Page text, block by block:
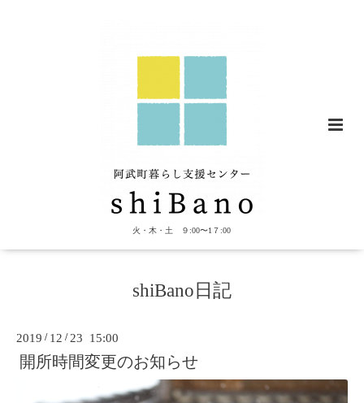
火・木・土 ９:00〜1７:00
shiBano日記
2019 / 12 / 23 15:00
開所時間変更のお知らせ